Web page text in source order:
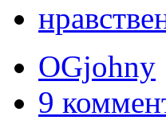
OGjohny
9